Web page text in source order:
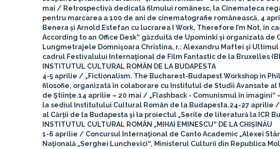
mai / Retrospectivă dedicată filmului românesc, la Cinemateca
pentru marcarea a 100 de ani de cinematografie românească. 4
Benera şi Arnold Estefan cu lucrarea I Work, Therefore I’m Not, în
According to an Office Desk“ găzduită de Upominki și organizată
Lungmetrajele Domnişoara Christina, r.: Alexandru Maftei şi
cadrul Festivalului Internaţional de Film Fantastic de la Bruxelles
INSTITUTUL CULTURAL ROMÂN DE LA BUDAPESTA
4-5 aprilie / „Fictionalism. The Bucharest-Budapest Workshop in
filosofie, organizată în colaborare cu Institutul de Studii Avansate
de Ştiinţe.14 aprilie – 20 mai / „Flashback - Comunismul în
la sediul Institutului Cultural Român de la Budapesta.24-27 aprilie /
al Cărţii de la Budapesta şi la proiectul „Serile de literatură la ICR
INSTITUTUL CULTURAL ROMÂN „MIHAI EMINESCU“ DE LA CHIȘINĂU
1-6 aprilie / Concursul Internaţional de Canto Academic „Alexei
Naţională „Serghei Lunchevici“, Ministerul Culturii din Republica